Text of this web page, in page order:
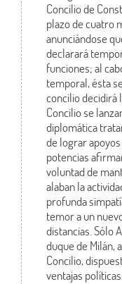
Concilio de
plazo de cuatro
anunciándose
declarará
funciones; al
temporal, ésta
concilio decidirá
Concilio se
diplomática
de lograr
potencias
voluntad de
alaban la
profunda
temor a un
distancias. Sólo
duque de Milán,
Concilio,
ventajas políticas.